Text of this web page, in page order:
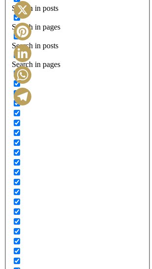
Search in posts
Search in pages
Search in posts
Search in pages
Facebook
X
Pinterest
LinkedIn
WhatsApp
Telegram